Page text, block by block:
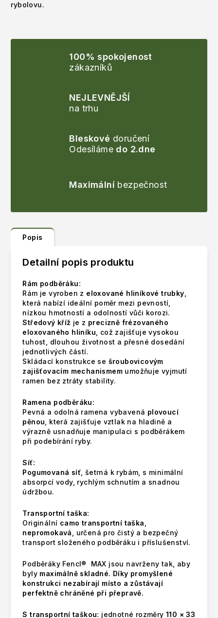
rybolovu.
100% spokojenost
zákazníků
NEJLEVNĚJŠÍ
na trhu
Bleskové doručení
Odesíláme do 2.dne
Maximální bezpečnost
Popis
Detailní popis produktu
Rám podběráku:
Rám je vyroben z eloxované hliníkové trubky
která nabízí ideální poměr mezi pevností,
nízkou hmotností a odolností vůči korozi.
Středový kříž je z precizně frézovaného
eloxovaného hliníku , což zajišťuje vysokou
tuhost, dlouhou životnost a přesné dosedání
jednotlivých částí.
Skládací konstrukce se šroubovicovým
zajišťovacím mechanismem umožňuje vyjmutí
ramen bez ztráty stability.
Ramena podběráku:
Pevná a odolná ramena vybavená plovoucí
pěnou , která zajišťuje vztlak na hladině a
výrazně usnadňuje manipulaci s podběrákem
při podebírání ryby.
Síť:
Pogumovaná síť , šetrná k rybám, s minimální
absorpcí vody, rychlým schnutím a snadnou
údržbou.
Transportní taška:
Originální camo transportní taška
nepromokavá
, určená pro čistý a bezpečný
transport složeného podběráku i příslušenství.
Podběráky Fencl® MAX jsou navrženy tak, aby
byly maximálně skladné. Díky promyšlené
konstrukci nezabírají místo a zůstávají
perfektně chráněné při přepravě.
S transportní taškou: jednotné rozměry110 × 33